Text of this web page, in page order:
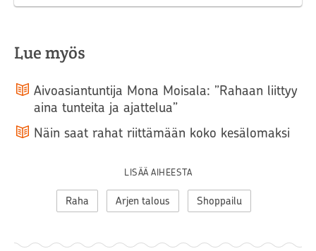
Lue myös
Aivoasiantuntija Mona Moisala: ”Rahaan liittyy
aina tunteita ja ajattelua”
Näin saat rahat riittämään koko kesälomaksi
LISÄÄ AIHEESTA
Raha Arjen talous Shoppailu